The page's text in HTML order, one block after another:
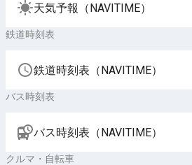
天気予報（NAVITIME）
鉄道時刻表
鉄道時刻表（NAVITIME）
バス時刻表
バス時刻表（NAVITIME）
クルマ・自転車